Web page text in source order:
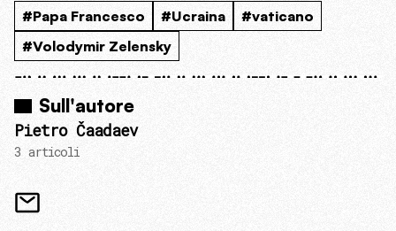
#Papa Francesco #Ucraina
#vaticano
#Volodymir Zelensky
Sull'autore
Pietro Čaadaev
3 articoli